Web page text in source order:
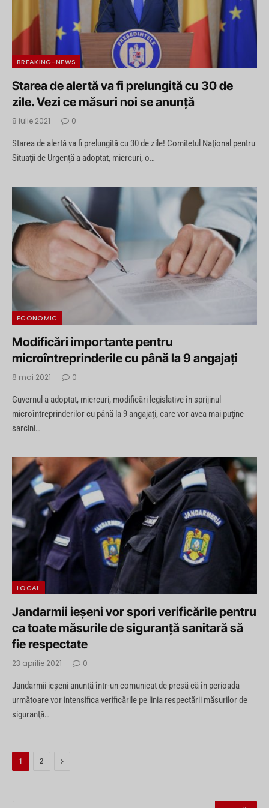
BREAKING-NEWS
Starea de alertă va fi prelungită cu 30 de
zile. Vezi ce măsuri noi se anunță
8 iulie 2021 0
Starea de alertă va fi prelungită cu 30 de zile! Comitetul Naţional pentru
Situaţii de Urgenţă a adoptat, miercuri, o…
ECONOMIC
Modificări importante pentru
microîntreprinderile cu până la 9 angajaţi
8 mai 2021 0
Guvernul a adoptat, miercuri, modificări legislative în sprijinul
microîntreprinderilor cu până la 9 angajaţi, care vor avea mai puţine
sarcini…
LOCAL
Jandarmii ieşeni vor spori verificările pentru
ca toate măsurile de siguranţă sanitară să
fie respectate
23 aprilie 2021 0
Jandarmii ieşeni anunţă într-un comunicat de presă că în perioada
următoare vor intensifica verificările pe linia respectării măsurilor de
siguranţă…
1 2 Next